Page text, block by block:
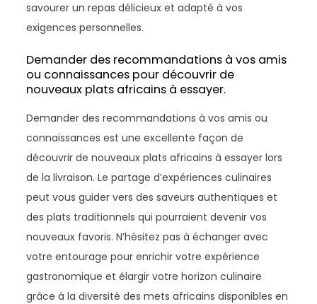
savourer un repas délicieux et adapté à vos
exigences personnelles.
Demander des recommandations à vos amis
ou connaissances pour découvrir de
nouveaux plats africains à essayer.
Demander des recommandations à vos amis ou
connaissances est une excellente façon de
découvrir de nouveaux plats africains à essayer lors
de la livraison. Le partage d’expériences culinaires
peut vous guider vers des saveurs authentiques et
des plats traditionnels qui pourraient devenir vos
nouveaux favoris. N’hésitez pas à échanger avec
votre entourage pour enrichir votre expérience
gastronomique et élargir votre horizon culinaire
grâce à la diversité des mets africains disponibles en